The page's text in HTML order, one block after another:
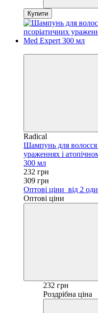
Купити
Radical
Шампунь для волосся
ураженнях і
300 мл
232 грн
309 грн
Оптові ціни від 2
Оптові ціни
232 грн
Роздрібна ціна